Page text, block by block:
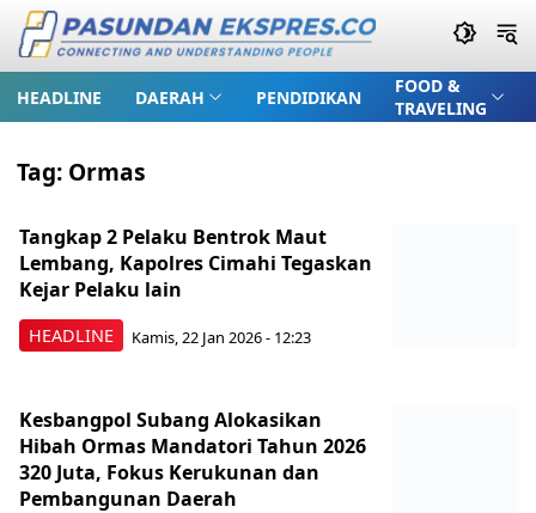
HEADLINE DAERAH PENDIDIKAN
FOOD &
TRAVELING
Tag: Ormas
HEADLINE
Tangkap 2 Pelaku Bentrok Maut
Lembang, Kapolres Cimahi Tegaskan
Kejar Pelaku lain
Kamis, 22 Jan 2026 - 12:23
Kesbangpol Subang Alokasikan
Hibah Ormas Mandatori Tahun 2026
320 Juta, Fokus Kerukunan dan
Pembangunan Daerah